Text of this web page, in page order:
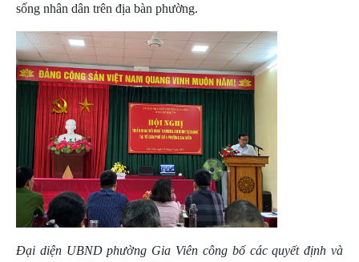
sống nhân dân trên địa bàn phường.
Đại diện UBND phường Gia Viên công bố các quyết định và